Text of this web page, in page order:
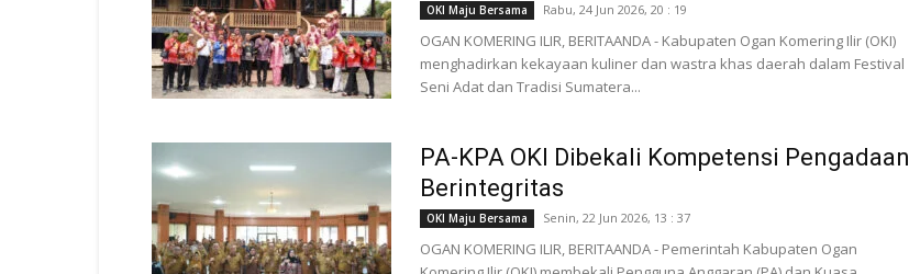
OKI Maju Bersama Rabu, 24 Jun 2026, 20 : 19
OGAN KOMERING ILIR, BERITAANDA - Kabupaten Ogan Komering Ilir (OKI)
menghadirkan kekayaan kuliner dan wastra khas daerah dalam Festival
Seni Adat dan Tradisi Sumatera...
PA-KPA OKI Dibekali Kompetensi Pengadaan
Berintegritas
OKI Maju Bersama Senin, 22 Jun 2026, 13 : 37
OGAN KOMERING ILIR, BERITAANDA - Pemerintah Kabupaten Ogan